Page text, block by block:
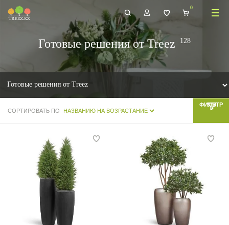
Готовые решения от Treez
СОРТИРОВАТЬ ПО
ФИЛЬТР